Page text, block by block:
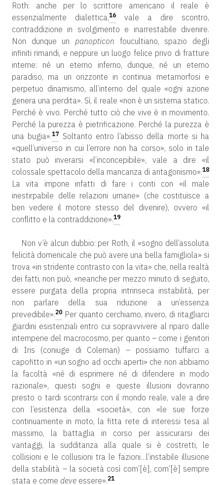
Roth: anche per lo scrittore americano il reale è
essenzialmente dialettica,16
vale a dire scontro,
contraddizione in svolgimento e inarrestabile divenire.
Non dunque un panopticon foucultiano, spazio degli
infiniti rimandi, e neppure un luogo felice privo di fratture
interne: né un eterno inferno, dunque, né un eterno
paradiso, ma un orizzonte in continua metamorfosi e
perpetuo dinamismo, all’interno del quale «ogni azione
genera una perdita». Sì, il reale «non è un sistema statico.
Perché è vivo. Perché tutto ciò che vive è in movimento.
Perché la purezza è pietrificazione. Perché la purezza è
una bugia».17 Soltanto entro l’abisso della morte si ha
«quell’universo in cui l’errore non ha corso», solo in tale
stato può inverarsi «l’inconcepibile», vale a dire «il
colossale spettacolo della mancanza di antagonismo».18
La vita impone infatti di fare i conti con «il male
inestirpabile delle relazioni umane» (che costituisce a
ben vedere il motore stesso del divenire), ovvero «il
conflitto e la contraddizione».19
Non v’è alcun dubbio: per Roth, il «sogno dell’assoluta
felicità domenicale che può avere una bella famigliola» si
trova «in stridente contrasto con la vita» che, nella realtà
dei fatti, non può, «neanche per mezzo minuto di seguito,
essere purgata della propria intrinseca instabilità, per
non parlare della sua riduzione a un’essenza
prevedibile».20 Per quanto cerchiamo, invero, di ritagliarci
giardini esistenziali entro cui sopravvivere al riparo dalle
intemperie del macrocosmo, per quanto – come i genitori
di Iris (coniuge di Coleman) – possiamo tuffarci a
capofitto in «un sogno ad occhi aperti» che non abbiamo
la facoltà «né di esprimere né di difendere in modo
razionale», questi sogni e queste illusioni dovranno
presto o tardi scontrarsi con il mondo reale, vale a dire
con l’esistenza della «società», con «le sue forze
continuamente in moto, la fitta rete di interessi tesa al
massimo, la battaglia in corso per assicurarsi dei
vantaggi, la sudditanza alla quale si è costretti, le
collisioni e le collusioni tra le fazioni…l’instabile illusione
della stabilità – la società così com’[è], com’[è] sempre
stata e come deve essere».21